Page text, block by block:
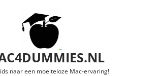
naar een moeiteloze Mac-ervaring!